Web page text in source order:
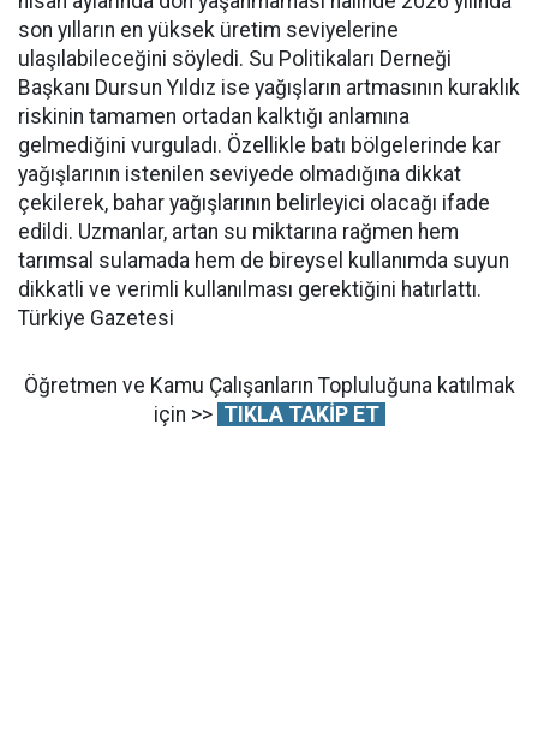
son yılların en yüksek üretim seviyelerine
ulaşılabileceğini söyledi. Su Politikaları Derneği
Başkanı Dursun Yıldız ise yağışların artmasının kuraklık
riskinin tamamen ortadan kalktığı anlamına
gelmediğini vurguladı. Özellikle batı bölgelerinde kar
yağışlarının istenilen seviyede olmadığına dikkat
çekilerek, bahar yağışlarının belirleyici olacağı ifade
edildi. Uzmanlar, artan su miktarına rağmen hem
tarımsal sulamada hem de bireysel kullanımda suyun
dikkatli ve verimli kullanılması gerektiğini hatırlattı.
Türkiye Gazetesi
Öğretmen ve Kamu Çalışanların Topluluğuna katılmak
için >> TIKLA TAKİP ET